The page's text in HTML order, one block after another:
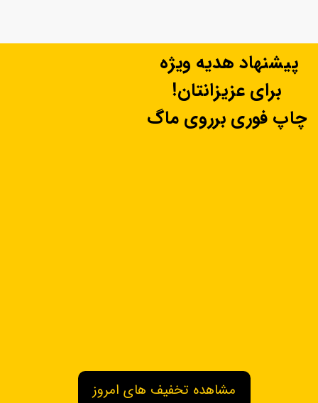
پیشنهاد هدیه ویژه
برای عزیزانتان!
چاپ فوری برروی ماگ
مشاهده تخفیف های امروز